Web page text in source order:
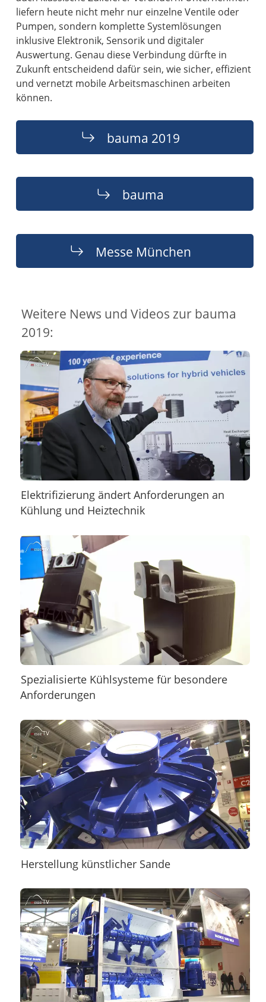
liefern heute nicht mehr nur einzelne Ventile oder
Pumpen, sondern komplette Systemlösungen
inklusive Elektronik, Sensorik und digitaler
Auswertung. Genau diese Verbindung dürfte in
Zukunft entscheidend dafür sein, wie sicher, effizient
und vernetzt mobile Arbeitsmaschinen arbeiten
können.
bauma 2019
bauma
Messe München
Weitere News und Videos zur bauma
2019:
Elektrifizierung ändert Anforderungen an
Kühlung und Heiztechnik
Spezialisierte Kühlsysteme für besondere
Anforderungen
Herstellung künstlicher Sande